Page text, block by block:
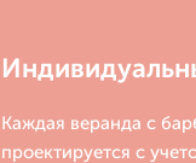
Каждая веранда с
проектируется с